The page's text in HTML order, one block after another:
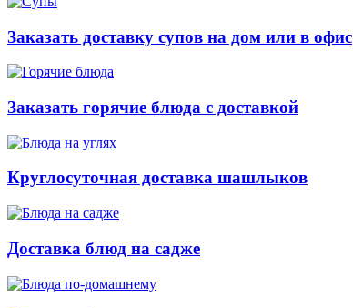
Заказать доставку супов на дом или в офис
Заказать горячие блюда с доставкой
Круглосуточная доставка шашлыков
Доставка блюд на садже